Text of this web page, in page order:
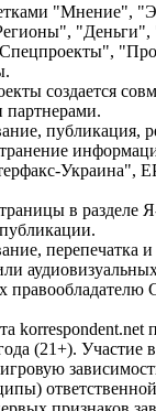
"Мнение",
создается
партнерами.
публикация,
Украина",
в разделе
перепечатка и
korrespondent.net
(21+). Участие